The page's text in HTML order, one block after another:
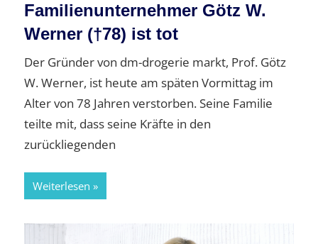
Familienunternehmer Götz W.
Werner (†78) ist tot
Der Gründer von dm-drogerie markt, Prof. Götz
W. Werner, ist heute am späten Vormittag im
Alter von 78 Jahren verstorben. Seine Familie
teilte mit, dass seine Kräfte in den
zurückliegenden
Weiterlesen